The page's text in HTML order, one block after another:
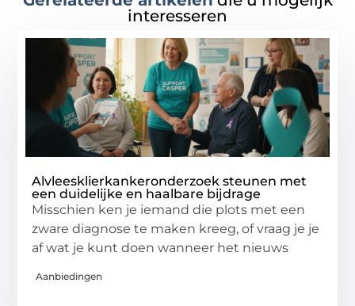
interesseren
Alvleesklierkankeronderzoek steunen met
een duidelijke en haalbare bijdrage
Misschien ken je iemand die plots met een
zware diagnose te maken kreeg, of vraag je je
af wat je kunt doen wanneer het nieuws
Aanbiedingen